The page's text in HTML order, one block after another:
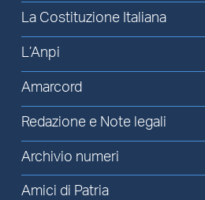
La Costituzione Italiana
L’Anpi
Amarcord
Redazione e Note legali
Archivio numeri
Amici di Patria